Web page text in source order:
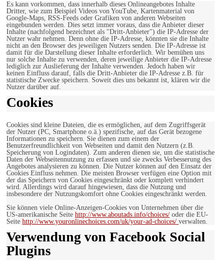
Es kann vorkommen, dass innerhalb dieses Onlineangebotes Inhalte
Dritter, wie zum Beispiel Videos von YouTube, Kartenmaterial von
Google-Maps, RSS-Feeds oder Grafiken von anderen Webseiten
eingebunden werden. Dies setzt immer voraus, dass die Anbieter dieser
Inhalte (nachfolgend bezeichnet als "Dritt-Anbieter") die IP-Adresse der
Nutzer wahr nehmen. Denn ohne die IP-Adresse, könnten sie die Inhalte
nicht an den Browser des jeweiligen Nutzers senden. Die IP-Adresse ist
damit für die Darstellung dieser Inhalte erforderlich. Wir bemühen uns
nur solche Inhalte zu verwenden, deren jeweilige Anbieter die IP-Adresse
lediglich zur Auslieferung der Inhalte verwenden. Jedoch haben wir
keinen Einfluss darauf, falls die Dritt-Anbieter die IP-Adresse z.B. für
statistische Zwecke speichern. Soweit dies uns bekannt ist, klären wir die
Nutzer darüber auf.
Cookies
Cookies sind kleine Dateien, die es ermöglichen, auf dem Zugriffsgerät
der Nutzer (PC, Smartphone o.ä.) spezifische, auf das Gerät bezogene
Informationen zu speichern. Sie dienen zum einem der
Benutzerfreundlichkeit von Webseiten und damit den Nutzern (z.B.
Speicherung von Logindaten). Zum anderen dienen sie, um die statistische
Daten der Webseitennutzung zu erfassen und sie zwecks Verbesserung des
Angebotes analysieren zu können. Die Nutzer können auf den Einsatz der
Cookies Einfluss nehmen. Die meisten Browser verfügen eine Option mit
der das Speichern von Cookies eingeschränkt oder komplett verhindert
wird. Allerdings wird darauf hingewiesen, dass die Nutzung und
insbesondere der Nutzungskomfort ohne Cookies eingeschränkt werden.
Sie können viele Online-Anzeigen-Cookies von Unternehmen über die
US-amerikanische Seite http://www.aboutads.info/choices/ oder die EU-
Seite http://www.youronlinechoices.com/uk/your-ad-choices/ verwalten.
Verwendung von Facebook Social
Plugins